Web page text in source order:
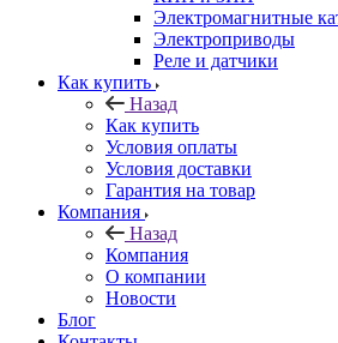
Электромагнитные
Электроприводы
Реле и датчики
Как купить
Назад
Как купить
Условия оплаты
Условия доставки
Гарантия на товар
Компания
Назад
Компания
О компании
Новости
Блог